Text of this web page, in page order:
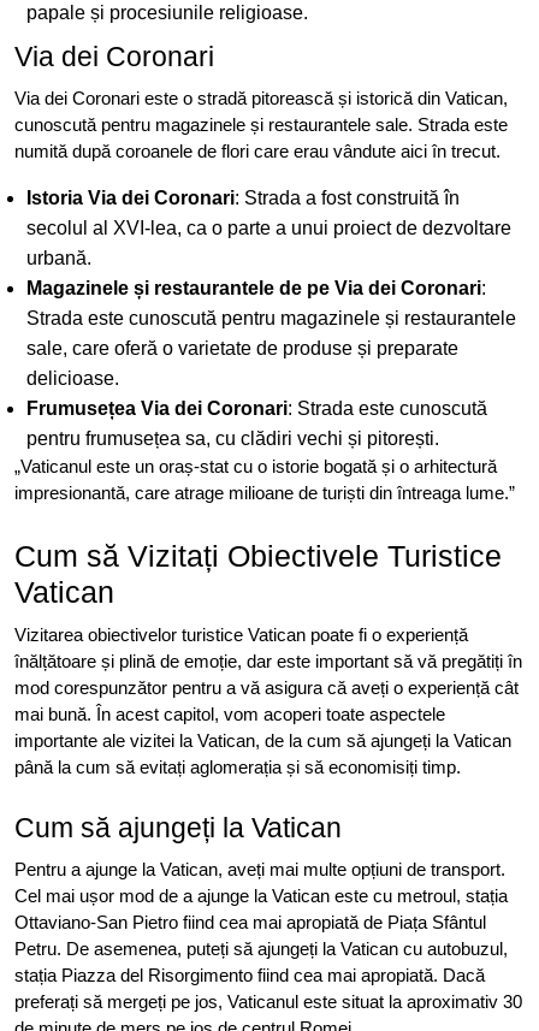
papale și procesiunile religioase.
Via dei Coronari
Via dei Coronari este o stradă pitorească și istorică din Vatican,
cunoscută pentru magazinele și restaurantele sale. Strada este
numită după coroanele de flori care erau vândute aici în trecut.
Istoria Via dei Coronari: Strada a fost construită în
secolul al XVI-lea, ca o parte a unui proiect de dezvoltare
urbană.
Magazinele și restaurantele de pe Via dei Coronari:
Strada este cunoscută pentru magazinele și restaurantele
sale, care oferă o varietate de produse și preparate
delicioase.
Frumusețea Via dei Coronari: Strada este cunoscută
pentru frumusețea sa, cu clădiri vechi și pitorești.
„Vaticanul este un oraș-stat cu o istorie bogată și o arhitectură
impresionantă, care atrage milioane de turiști din întreaga lume.”
Cum să Vizitați Obiectivele Turistice
Vatican
Vizitarea obiectivelor turistice Vatican poate fi o experiență
înălțătoare și plină de emoție, dar este important să vă pregătiți în
mod corespunzător pentru a vă asigura că aveți o experiență cât
mai bună. În acest capitol, vom acoperi toate aspectele
importante ale vizitei la Vatican, de la cum să ajungeți la Vatican
până la cum să evitați aglomerația și să economisiți timp.
Cum să ajungeți la Vatican
Pentru a ajunge la Vatican, aveți mai multe opțiuni de transport.
Cel mai ușor mod de a ajunge la Vatican este cu metroul, stația
Ottaviano-San Pietro fiind cea mai apropiată de Piața Sfântul
Petru. De asemenea, puteți să ajungeți la Vatican cu autobuzul,
stația Piazza del Risorgimento fiind cea mai apropiată. Dacă
preferați să mergeți pe jos, Vaticanul este situat la aproximativ 30